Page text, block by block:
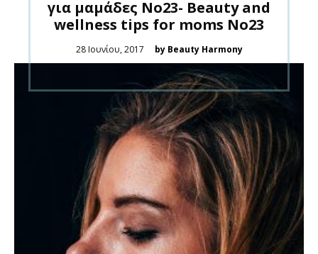
για μαμάδες Νο23- Beauty and
wellness tips for moms No23
Posted
28 Ιουνίου, 2017 by Beauty Harmony